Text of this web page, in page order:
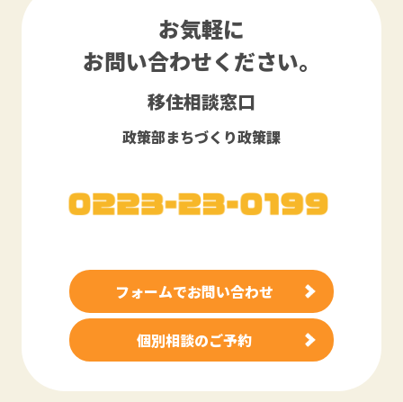
お気軽に
お問い合わせください。
移住相談窓口
政策部まちづくり政策課
フォームでお問い合わせ
個別相談のご予約